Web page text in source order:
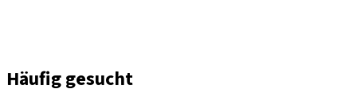
Häufig gesucht